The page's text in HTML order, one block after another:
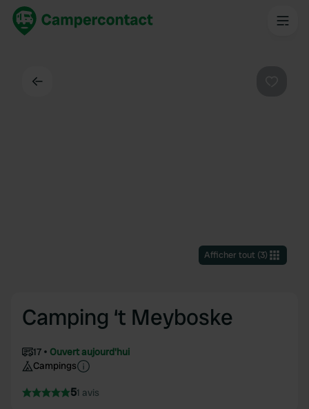
Afficher tout(3)
Camping ‘t Meyboske
17
Ouvert aujourd'hui
Campings
51 avis